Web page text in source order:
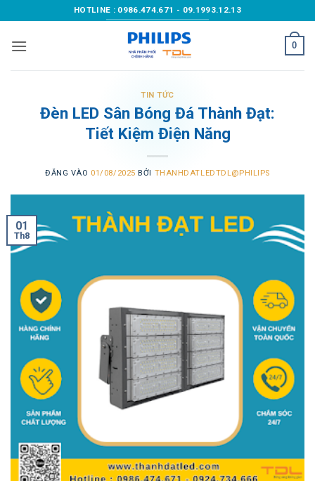
qua
nội
HOTLINE : 0986.474.671 - 09.1993.12.13
0
TIN TỨC
Đèn LED Sân Bóng Đá Thành Đạt:
Tiết Kiệm Điện Năng
ĐĂNG VÀO 01/08/2025 BỞI THANHDATLEDTDL@PHILIPS
01
Th8